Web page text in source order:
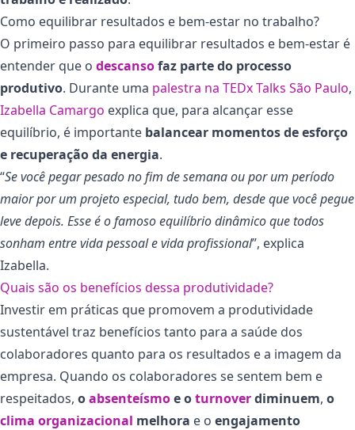
Como equilibrar resultados e bem-estar no trabalho?
O primeiro passo para equilibrar resultados e bem-estar é
entender que o descansofaz parte do processo
produtivo. Durante uma palestra na TEDx Talks São Paulo,
Izabella Camargo explica que, para alcançar esse
equilíbrio, é importante balancear momentos de esforço
e recuperação da energia.
“Se você pegar pesado no fim de semana ou por um período
maior por um projeto especial, tudo bem, desde que você pegue
leve depois. Esse é o famoso equilíbrio dinâmico que todos
sonham entre vida pessoal e vida profissional”, explica
Izabella.
Quais são os benefícios dessa produtividade?
Investir em práticas que promovem a produtividade
sustentável traz benefícios tanto para a saúde dos
colaboradores quanto para os resultados e a imagem da
empresa. Quando os colaboradores se sentem bem e
respeitados, oabsenteísmoe oturnoverdiminuem, o
clima organizacional melhora e o engajamento